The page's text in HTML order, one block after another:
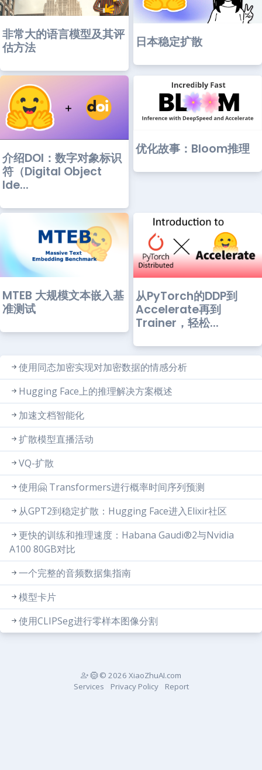
非常大的语言模型及其评
估方法
日本稳定扩散
介绍DOI：数字对象标识
符（Digital Object
Ide...
优化故事：Bloom推理
MTEB 大规模文本嵌入基
准测试
从PyTorch的DDP到
Accelerate再到
Trainer，轻松...
使用同态加密实现对加密数据的情感分析
Hugging Face上的推理解决方案概述
加速文档智能化
扩散模型直播活动
VQ-扩散
使用🤗 Transformers进行概率时间序列预测
从GPT2到稳定扩散：Hugging Face进入Elixir社区
更快的训练和推理速度：Habana Gaudi®2与Nvidia
A100 80GB对比
一个完整的音频数据集指南
模型卡片
使用CLIPSeg进行零样本图像分割
© 2026 XiaoZhuAI.com
Services
Privacy Policy Report